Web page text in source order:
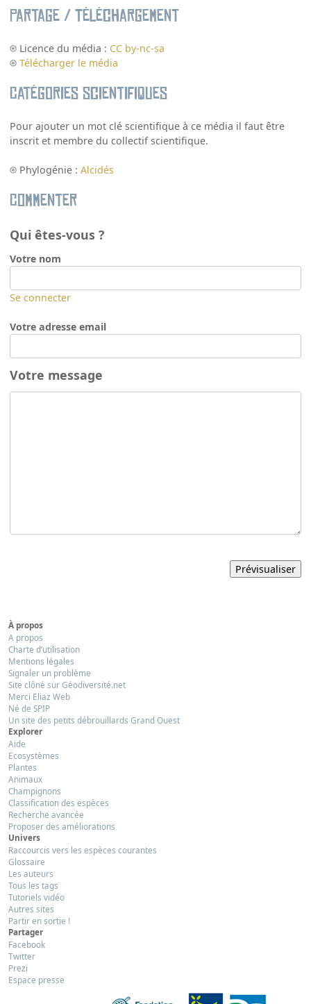
Partage / Téléchargement
Licence du média : CC by-nc-sa
Télécharger le média
Catégories scientifiques
Pour ajouter un mot clé scientifique à ce média il faut être
inscrit et membre du collectif scientifique.
Phylogénie :Alcidés
Commenter
Qui êtes-vous ?
Votre nom
Se connecter
Votre adresse email
Votre message
À propos
A propos
Charte d’utilisation
Mentions légales
Signaler un problème
Site clôné sur Géodiversité.net
Merci Eliaz Web
Né de SPIP
Un site des petits débrouillards Grand Ouest
Explorer
Aide
Ecosystèmes
Plantes
Animaux
Champignons
Classification des espèces
Recherche avancée
Proposer des améliorations
Univers
Raccourcis vers les espèces courantes
Glossaire
Les auteurs
Tous les tags
Tutoriels vidéo
Autres sites
Partir en sortie !
Partager
Facebook
Twitter
Prezi
Espace presse